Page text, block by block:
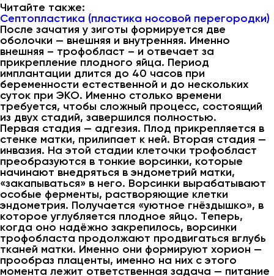
Читайте также:
Септопластика (пластика носовой перегородки)
После зачатия у зиготы формируется две
оболочки — внешняя и внутренняя. Именно
внешняя – трофобласт – и отвечает за
прикрепление плодного яйца. Период
имплантации длится до 40 часов при
беременности естественной и до нескольких
суток при ЭКО. Именно столько времени
требуется, чтобы сложный процесс, состоящий
из двух стадий, завершился полностью.
Первая стадия — адгезия. Плод прикрепляется в
стенке матки, прилипает к ней. Вторая стадия —
инвазия. На этой стадии клеточки трофобласт
преобразуются в тонкие ворсинки, которые
начинают внедряться в эндометрий матки,
«закапываться» в него. Ворсинки вырабатывают
особые ферменты, растворяющие клетки
эндометрия. Получается «уютное гнёздышко», в
которое углубляется плодное яйцо. Теперь,
когда оно надёжно закрепилось, ворсинки
трофобласта продолжают продвигаться вглубь
тканей матки. Именно они формируют хорион —
прообраз плаценты, именно на них с этого
момента лежит ответственная задача — питание